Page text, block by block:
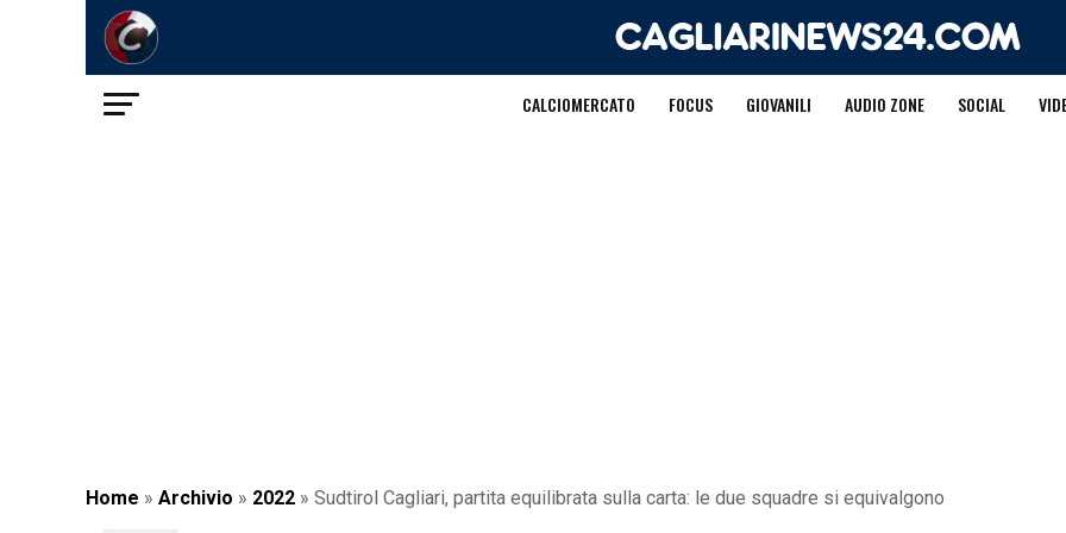
CALCIOMERCATO FOCUS GIOVANILI AUDIO ZONE SOCIAL
Home » Archivio » 2022 » Sudtirol Cagliari, partita equilibrata sulla carta: le due squadre si equivalgono